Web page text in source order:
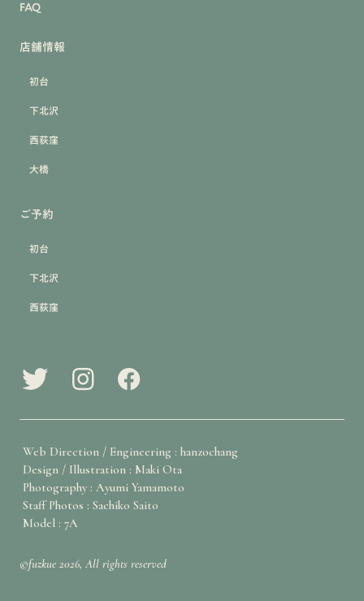
FAQ
店舗情報
初台
下北沢
西荻窪
大橋
ご予約
初台
下北沢
西荻窪
Web Direction / Engineering : hanzochang
Design / Illustration : Maki Ota
Photography : Ayumi Yamamoto
Staff Photos : Sachiko Saito
Model : 7A
©fuzkue 2026, All rights reserved